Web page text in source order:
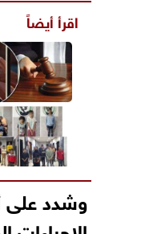
اقرأ أيضاً
وشدد على